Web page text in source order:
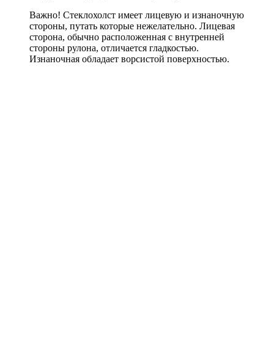
Важно! Стеклохолст имеет лицевую и изнаночную
стороны, путать которые нежелательно. Лицевая
сторона, обычно расположенная с внутренней
стороны рулона, отличается гладкостью.
Изнаночная обладает ворсистой поверхностью.